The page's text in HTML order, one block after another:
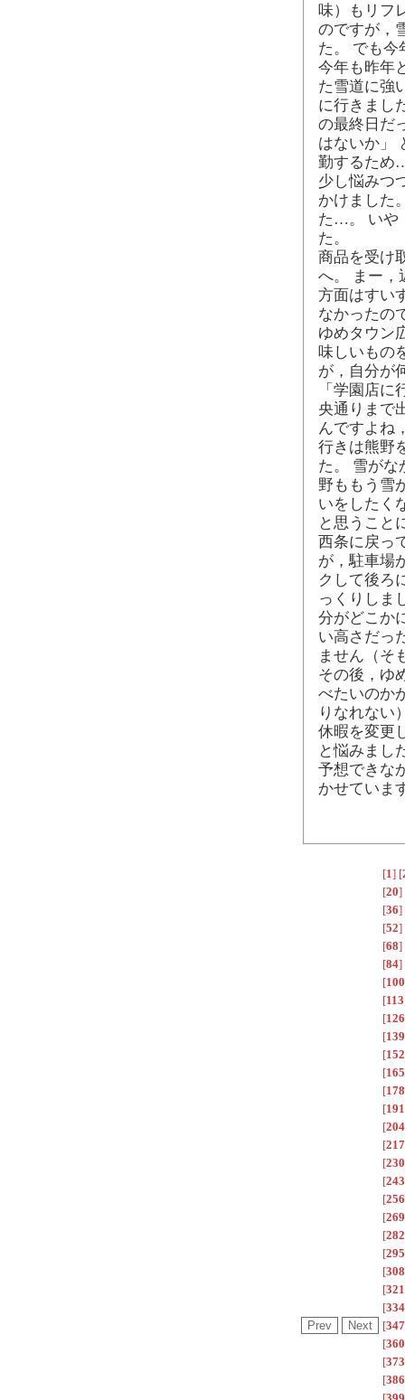
味）もリフ
のですが，
た。 でも今
今年も昨年
た雪道に強
に行きまし
の最終日だ
はないか」
勤するため
少し悩みつ
かけました
た…。 いや
た。
商品を受け
へ。 まー，
方面はすい
なかったの
ゆめタウン
味しいもの
が，自分が
「学園店
央通りまで
んですよね
行きは熊野
た。 雪がな
野ももう雪
いをしたく
と思うこと
西条に戻っ
が，駐車場
クして後ろ
っくりしま
分がどこか
い高さだっ
ません（そ
その後，ゆ
べたいのか
りなれない
休暇を変更
と悩みまし
予想できな
かせていま
[1] [
[20]
[36]
[52]
[68]
[84]
[100
[113
[126
[139
[152
[165
[178
[191
[204
[217
[230
[243
[256
[269
[282
[295
[308
[321
[334
[347
[360
[373
[386